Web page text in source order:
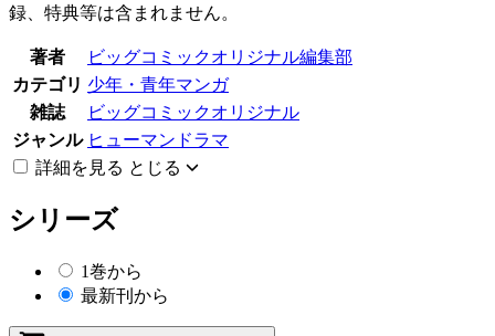
録、特典等は含まれません。
著者
ビッグコミックオリジナル編集部
カテゴリ 少年・青年マンガ
雑誌
ビッグコミックオリジナル
ジャンル ヒューマンドラマ
詳細を見る とじる
シリーズ
1巻から
最新刊から